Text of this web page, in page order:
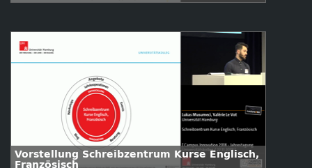
Vorstellung Schreibzentrum Kurse Englisch,
Französisch